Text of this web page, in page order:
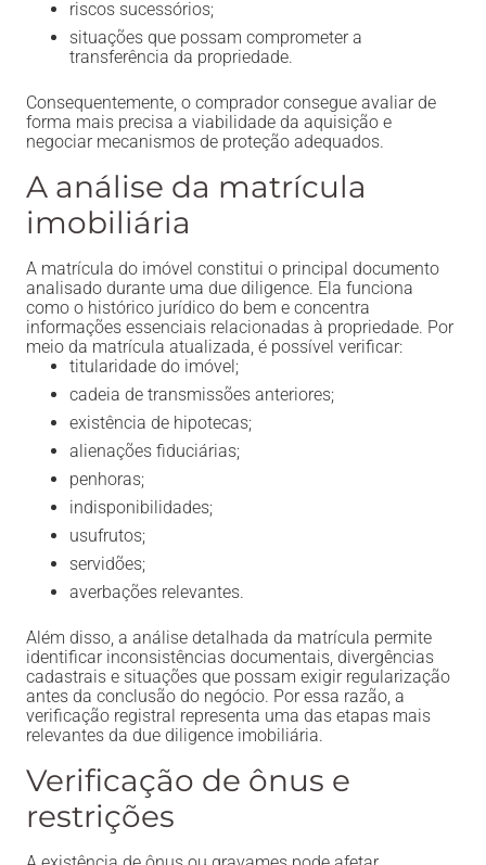
riscos sucessórios;
situações que possam comprometer a
transferência da propriedade.
Consequentemente, o comprador consegue avaliar de
forma mais precisa a viabilidade da aquisição e
negociar mecanismos de proteção adequados.
A análise da matrícula
imobiliária
A matrícula do imóvel constitui o principal documento
analisado durante uma due diligence. Ela funciona
como o histórico jurídico do bem e concentra
informações essenciais relacionadas à propriedade. Por
meio da matrícula atualizada, é possível verificar:
titularidade do imóvel;
cadeia de transmissões anteriores;
existência de hipotecas;
alienações fiduciárias;
penhoras;
indisponibilidades;
usufrutos;
servidões;
averbações relevantes.
Além disso, a análise detalhada da matrícula permite
identificar inconsistências documentais, divergências
cadastrais e situações que possam exigir regularização
antes da conclusão do negócio. Por essa razão, a
verificação registral representa uma das etapas mais
relevantes da due diligence imobiliária.
Verificação de ônus e
restrições